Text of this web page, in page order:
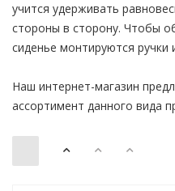
учится удерживать
стороны в сторону. Чтобы
сиденье монтируются ручки
Наш интернет-магазин
ассортимент данного вида